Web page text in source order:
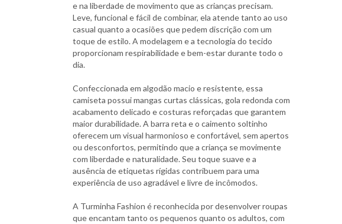
e na liberdade de movimento que as crianças precisam.
Leve, funcional e fácil de combinar, ela atende tanto ao uso
casual quanto a ocasiões que pedem discrição com um
toque de estilo. A modelagem e a tecnologia do tecido
proporcionam respirabilidade e bem-estar durante todo o
dia.
Confeccionada em algodão macio e resistente, essa
camiseta possui mangas curtas clássicas, gola redonda com
acabamento delicado e costuras reforçadas que garantem
maior durabilidade. A barra reta e o caimento soltinho
oferecem um visual harmonioso e confortável, sem apertos
ou desconfortos, permitindo que a criança se movimente
com liberdade e naturalidade. Seu toque suave e a
ausência de etiquetas rígidas contribuem para uma
experiência de uso agradável e livre de incômodos.
A Turminha Fashion é reconhecida por desenvolver roupas
que encantam tanto os pequenos quanto os adultos, com